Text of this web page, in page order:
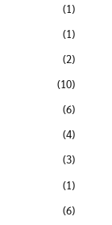
(1)
(1)
(2)
(10)
(6)
(4)
(3)
(1)
(6)